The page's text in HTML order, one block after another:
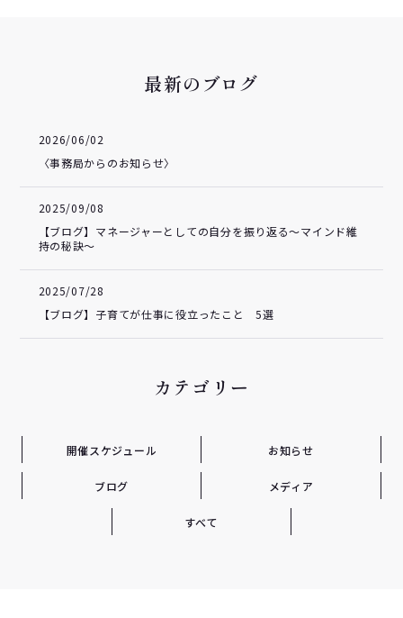
最新のブログ
2026/06/02
〈事務局からのお知らせ〉
2025/09/08
【ブログ】マネージャーとしての自分を振り返る～マインド維
持の秘訣～
2025/07/28
【ブログ】子育てが仕事に役立ったこと 5選
カテゴリー
開催スケジュール お知らせ
ブログ メディア
すべて